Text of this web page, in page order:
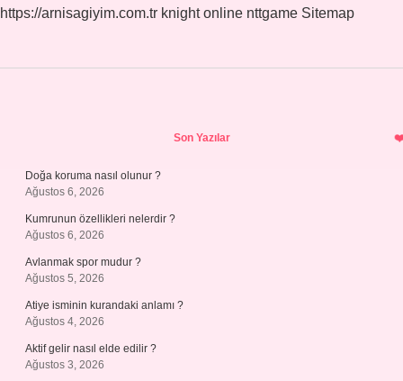
https://arnisagiyim.com.tr knight online nttgame Sitemap
Son Yazılar
Doğa koruma nasıl olunur ?
Ağustos 6, 2026
Kumrunun özellikleri nelerdir ?
Ağustos 6, 2026
Avlanmak spor mudur ?
Ağustos 5, 2026
Atiye isminin kurandaki anlamı ?
Ağustos 4, 2026
Aktif gelir nasıl elde edilir ?
Ağustos 3, 2026